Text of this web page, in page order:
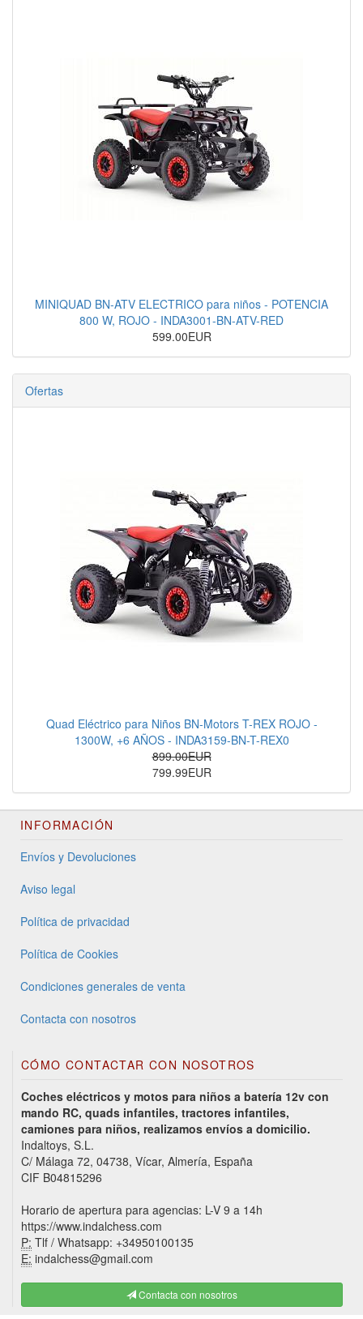
MINIQUAD BN-ATV ELECTRICO para niños - POTENCIA
800 W, ROJO - INDA3001-BN-ATV-RED
599.00EUR
Ofertas
Quad Eléctrico para Niños BN-Motors T-REX ROJO -
1300W, +6 AÑOS - INDA3159-BN-T-REX0
899.00EUR
799.99EUR
INFORMACIÓN
Envíos y Devoluciones
Aviso legal
Política de privacidad
Política de Cookies
Condiciones generales de venta
Contacta con nosotros
CÓMO CONTACTAR CON NOSOTROS
Coches eléctricos y motos para niños a batería 12v con
mando RC, quads infantiles, tractores infantiles,
camiones para niños, realizamos envíos a domicilio.
Indaltoys, S.L.
C/ Málaga 72, 04738, Vícar, Almería, España
CIF B04815296
Horario de apertura para agencias: L-V 9 a 14h
https://www.indalchess.com
P: Tlf / Whatsapp: +34950100135
E: indalchess@gmail.com
Contacta con nosotros